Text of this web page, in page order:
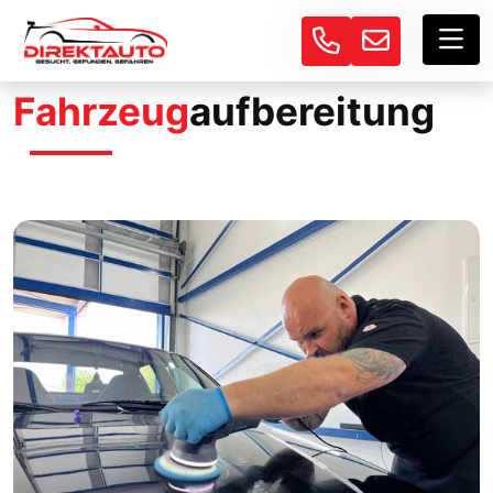
Fahrzeugaufbereitung